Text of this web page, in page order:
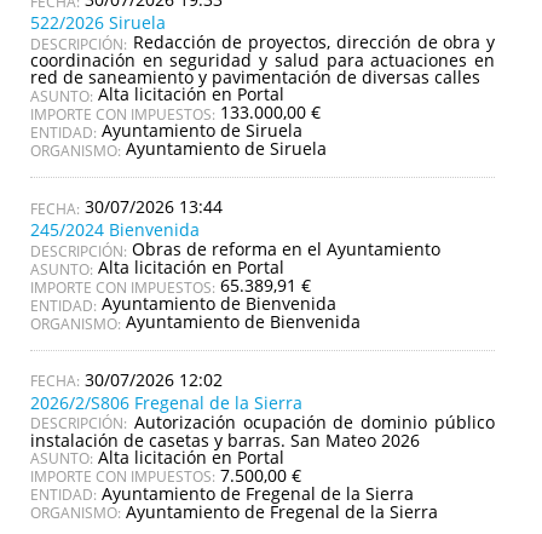
522/2026 Siruela
DESCRIPCIÓN: Redacción de proyectos, dirección de obra y
coordinación en seguridad y salud para actuaciones en
red de saneamiento y pavimentación de diversas calles
ASUNTO: Alta licitación en Portal
IMPORTE CON IMPUESTOS: 133.000,00 €
ENTIDAD: Ayuntamiento de Siruela
ORGANISMO: Ayuntamiento de Siruela
30/07/2026 13:44
245/2024 Bienvenida
DESCRIPCIÓN: Obras de reforma en el Ayuntamiento
ASUNTO: Alta licitación en Portal
IMPORTE CON IMPUESTOS: 65.389,91 €
ENTIDAD: Ayuntamiento de Bienvenida
ORGANISMO: Ayuntamiento de Bienvenida
30/07/2026 12:02
2026/2/S806 Fregenal de la Sierra
DESCRIPCIÓN: Autorización ocupación de dominio público
instalación de casetas y barras. San Mateo 2026
ASUNTO: Alta licitación en Portal
IMPORTE CON IMPUESTOS: 7.500,00 €
ENTIDAD: Ayuntamiento de Fregenal de la Sierra
ORGANISMO: Ayuntamiento de Fregenal de la Sierra